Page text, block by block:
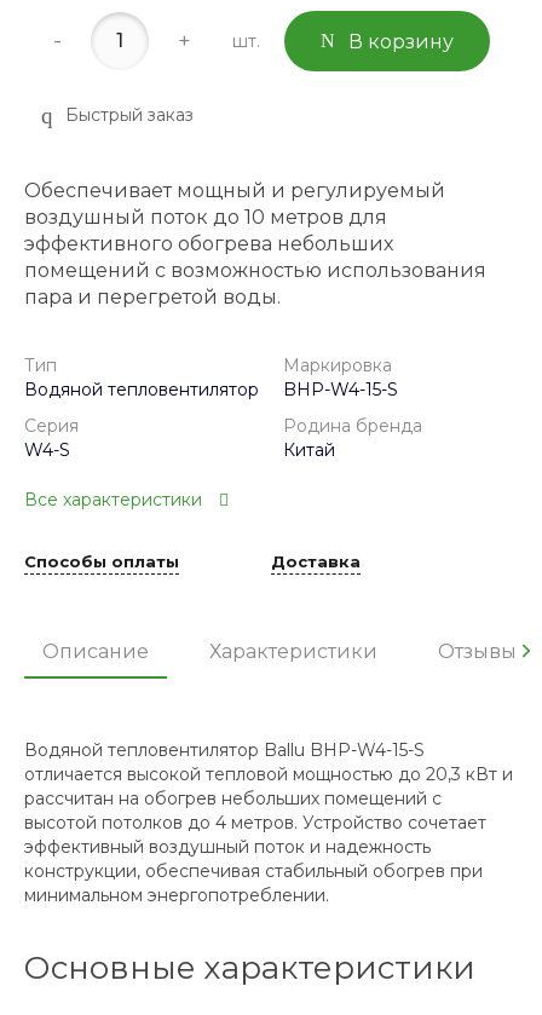
- + шт. В корзину
Быстрый заказ
Обеспечивает мощный и регулируемый
воздушный поток до 10 метров для
эффективного обогрева небольших
помещений с возможностью использования
пара и перегретой воды.
Тип
Водяной тепловентилятор
Маркировка
BHP-W4-15-S
Серия
W4-S
Родина бренда
Китай
Все характеристики
Способы оплаты Доставка
Описание Характеристики Отзывы
Водяной тепловентилятор Ballu BHP-W4-15-S
отличается высокой тепловой мощностью до 20,3 кВт и
рассчитан на обогрев небольших помещений с
высотой потолков до 4 метров. Устройство сочетает
эффективный воздушный поток и надежность
конструкции, обеспечивая стабильный обогрев при
минимальном энергопотреблении.
Основные характеристики